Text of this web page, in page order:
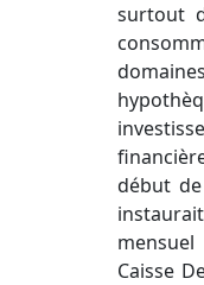
surtout
début
Caisse